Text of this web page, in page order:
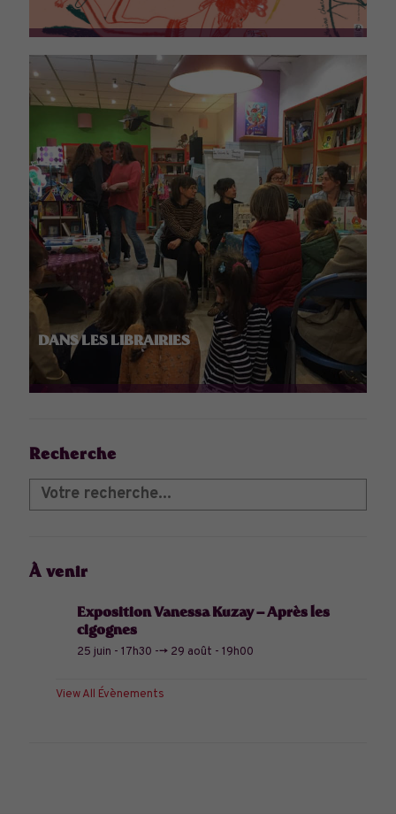
DANS LES LIBRAIRIES
Recherche
À venir
Exposition Vanessa Kuzay – Après les
cigognes
25 juin - 17h30 --> 29 août - 19h00
View All Évènements